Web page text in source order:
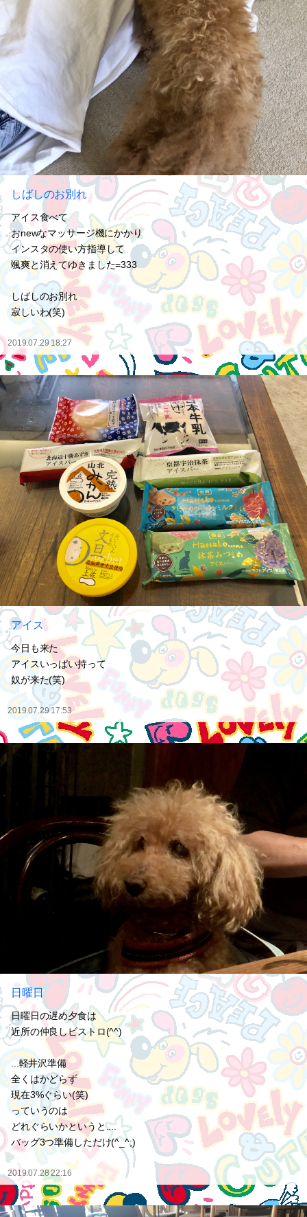
しばしのお別れ
アイス食べて
おnewなマッサージ機にかかり
インスタの使い方指導して
颯爽と消えてゆきました=333
しばしのお別れ
寂しいわ(笑)
2019.07.29 18:27
アイス
今日も来た
アイスいっぱい持って
奴が来た(笑)
2019.07.29 17:53
日曜日
日曜日の遅め夕食は
近所の仲良しビストロ(^^)
...軽井沢準備
全くはかどらず
現在3%ぐらい(笑)
っていうのは
どれぐらいかというと....
バッグ3つ準備しただけ(^_^;)
2019.07.28 22:16